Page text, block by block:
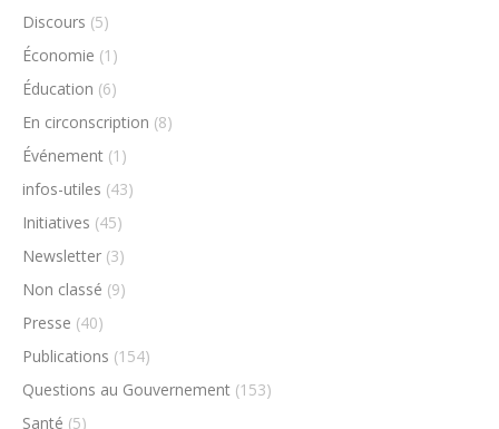
Discours (5)
Économie (1)
Éducation (6)
En circonscription (8)
Événement (1)
infos-utiles (43)
Initiatives (45)
Newsletter (3)
Non classé (9)
Presse (40)
Publications (154)
Questions au Gouvernement (153)
Santé (5)